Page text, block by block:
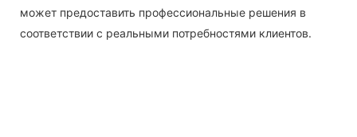
может предоставить профессиональные решения в
соответствии с реальными потребностями клиентов.